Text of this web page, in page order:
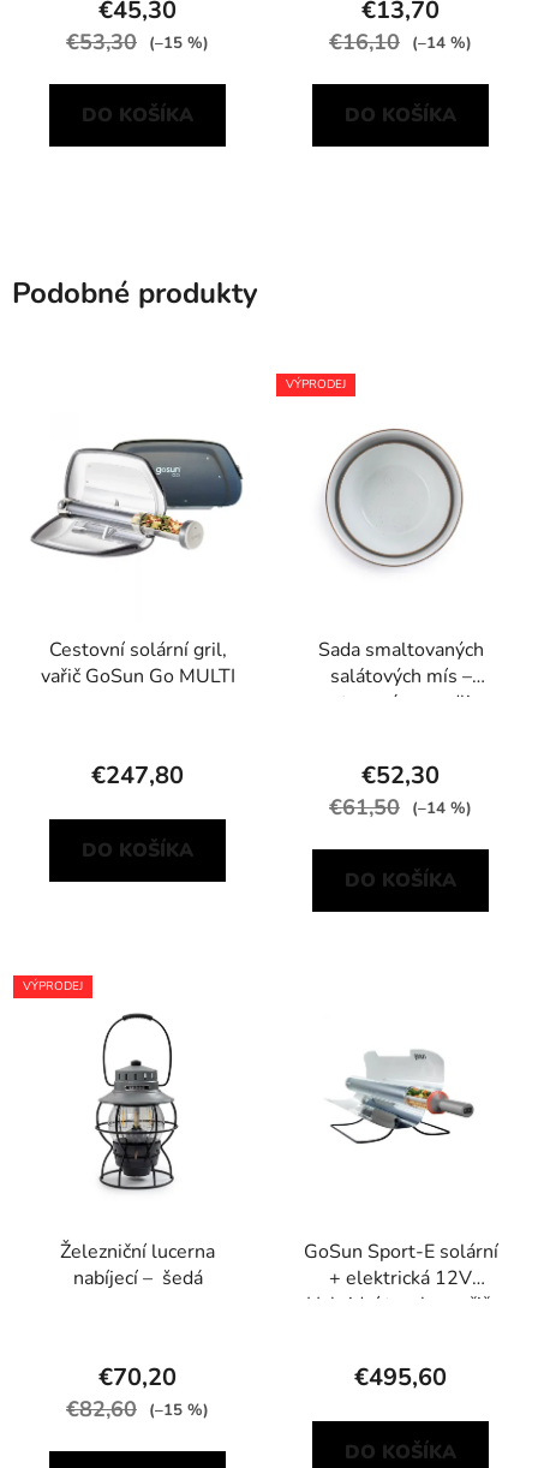
€45,30
€53,30 (–15 %)
DO KOŠÍKA
€13,70
€16,10 (–14 %)
DO KOŠÍKA
Podobné produkty
Cestovní solární gril,
vařič GoSun Go MULTI
€247,80
DO KOŠÍKA
VÝPRODEJ
Sada smaltovaných
salátových mís –
smetanová se sedlinou
€52,30
€61,50 (–14 %)
DO KOŠÍKA
VÝPRODEJ
Železniční lucerna
nabíjecí – šedá
€70,20
€82,60 (–15 %)
GoSun Sport-E solární
+ elektrická 12V
Hybridní trouba, vařič,
€495,60
DO KOŠÍKA